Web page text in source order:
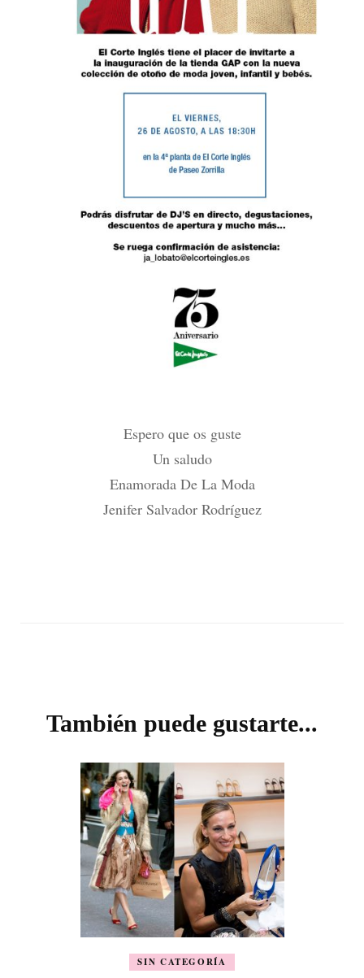
Espero que os guste
Un saludo
Enamorada De La Moda
Jenifer Salvador Rodríguez
entradas
También puede gustarte...
SIN CATEGORÍA